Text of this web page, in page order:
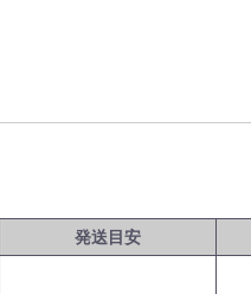
発送目安